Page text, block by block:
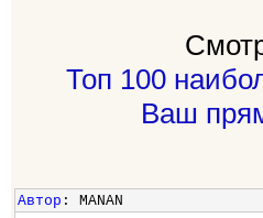
Топ 100
Ваш
Автор : MANAN